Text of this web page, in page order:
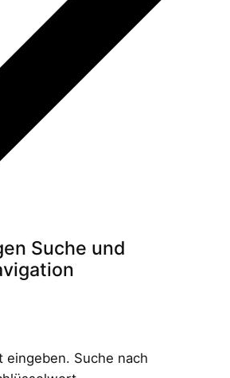
Suche und
Suche nach